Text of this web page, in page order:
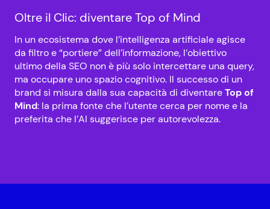
Oltre il Clic: diventare Top of Mind
In un ecosistema dove l’intelligenza artificiale agisce
da filtro e “portiere” dell’informazione, l’obiettivo
ultimo della SEO non è più solo intercettare una query,
ma occupare uno spazio cognitivo. Il successo di un
brand si misura dalla sua capacità di diventareTop of
Mind: la prima fonte che l’utente cerca per nome e la
preferita che l’AI suggerisce per autorevolezza.